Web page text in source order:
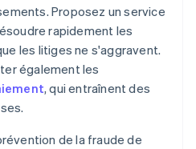
Proposez un service
rapidement les
les litiges ne s'aggravent.
également les
, qui entraînent des
de la fraude de